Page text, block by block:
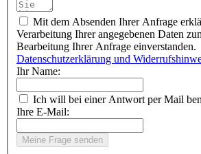
Mit dem Absenden Ihrer Anfrage
Verarbeitung Ihrer angegebenen Daten
Bearbeitung Ihrer Anfrage einverstanden.
Datenschutzerklärung und
Ihr Name:
Ich will bei einer Antwort per Mail
Ihre E-Mail:
Meine Frage senden